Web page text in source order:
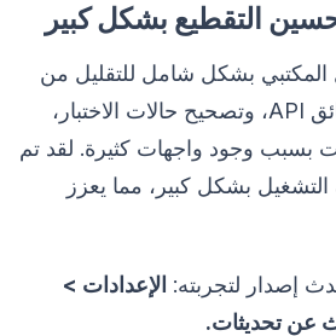
التقطيع بشكل كبير
المكتبي بشكل شامل للتقليل من
التقطيع عند تحرير وثائق API، وتصحيح حالات الاختبار،
بسبب وجود واجهات كثيرة. لقد تم
بشكل كبير، مما يعزز
إصدار لتجربته: الإعدادات >